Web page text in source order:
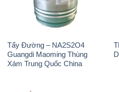
Tẩy Đường – NA2S2O4
Guangdi Maoming Thùng
Xám Trung Quốc China